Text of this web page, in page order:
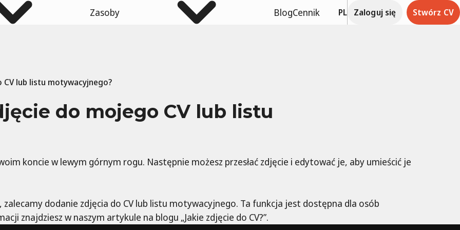
Zasoby BlogCennik PL Zaloguj się Stwórz CV
lub listu motywacyjnego?
do mojego CV lub listu
koncie w lewym górnym rogu. Następnie możesz przesłać zdjęcie i edytować je, aby umieścić je
dodanie zdjęcia do CV lub listu motywacyjnego. Ta funkcja jest dostępna dla osób
znajdziesz w naszym artykule na blogu „Jakie zdjęcie do CV?”.